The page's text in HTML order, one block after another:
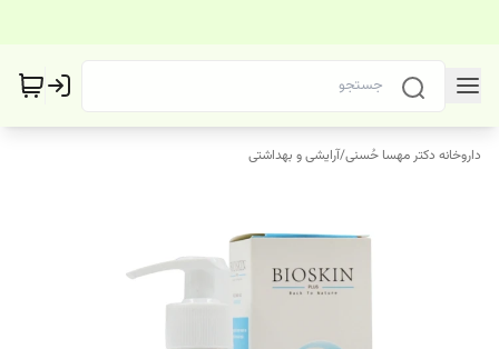
داروخانه دکتر مهسا حُسنی/آرایشی و بهداشتی